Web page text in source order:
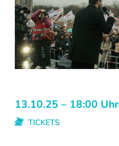
13.10.25 – 18:00 Uhr
TICKETS